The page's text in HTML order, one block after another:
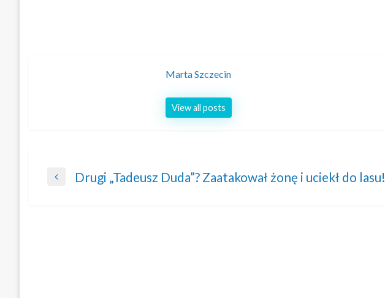
Marta Szczecin
View all posts
Nawigacja
Previous
Drugi „Tadeusz Duda”? Zaatakował żonę i uciekł do lasu!